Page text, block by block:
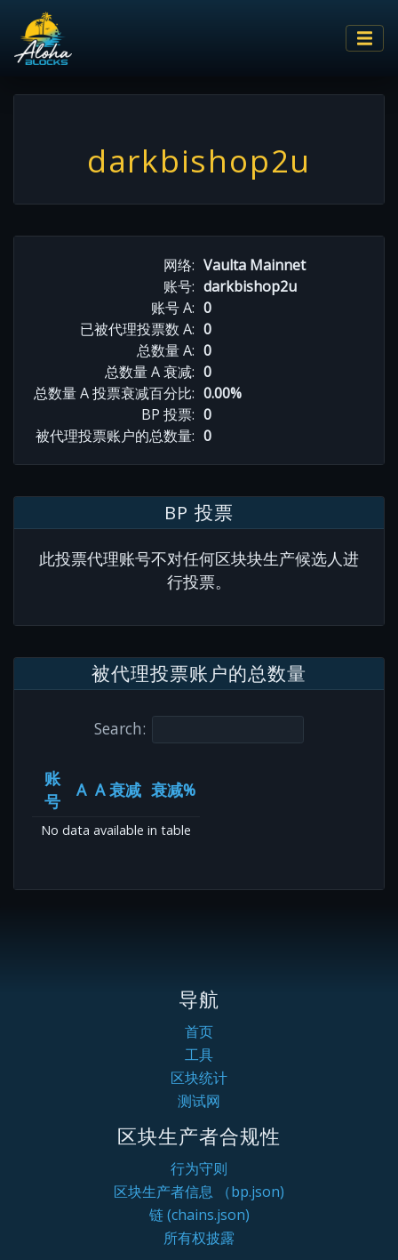
darkbishop2u
网络: Vaulta Mainnet
账号: darkbishop2u
账号 A: 0
已被代理投票数 A: 0
总数量 A: 0
总数量 A 衰减: 0
总数量 A 投票衰减百分比: 0.00%
BP 投票: 0
被代理投票账户的总数量: 0
BP 投票
此投票代理账号不对任何区块块生产候选人进
行投票。
被代理投票账户的总数量
Search:
账
号
A A 衰减 衰减%
No data available in table
导航
首页
工具
区块统计
测试网
区块生产者合规性
行为守则
区块生产者信息 （bp.json)
链 (chains.json)
所有权披露